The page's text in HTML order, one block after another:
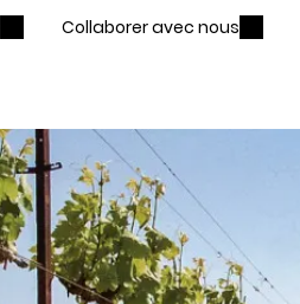
Collaborer avec nous